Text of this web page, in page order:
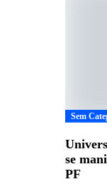
Sem
se
PF